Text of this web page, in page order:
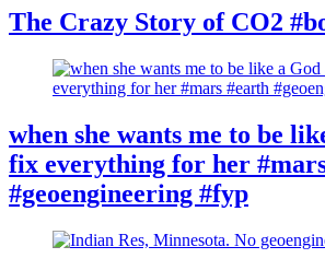
The Crazy Story of CO2
when she wants me to be
fix everything for her
#geoengineering #fyp